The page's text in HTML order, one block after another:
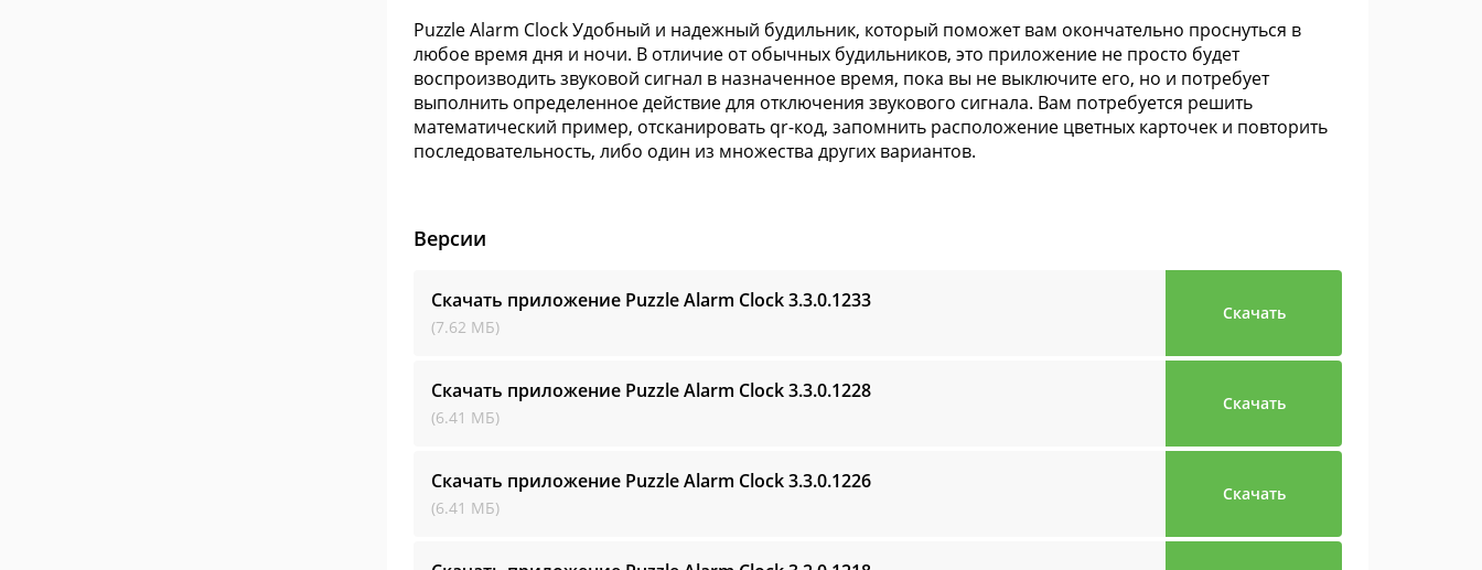
Puzzle Alarm Clock Удобный и надежный будильник, который поможет вам окончательно проснуться в
любое время дня и ночи. В отличие от обычных будильников, это приложение не просто будет
воспроизводить звуковой сигнал в назначенное время, пока вы не выключите его, но и потребует
выполнить определенное действие для отключения звукового сигнала. Вам потребуется решить
математический пример, отсканировать qr-код, запомнить расположение цветных карточек и повторить
последовательность, либо один из множества других вариантов.
Версии
Скачать приложение Puzzle Alarm Clock3.3.0.1233
(7.62 МБ)
Скачать
Скачать приложение Puzzle Alarm Clock3.3.0.1228
(6.41 МБ)
Скачать
Скачать приложение Puzzle Alarm Clock3.3.0.1226
(6.41 МБ)
Скачать